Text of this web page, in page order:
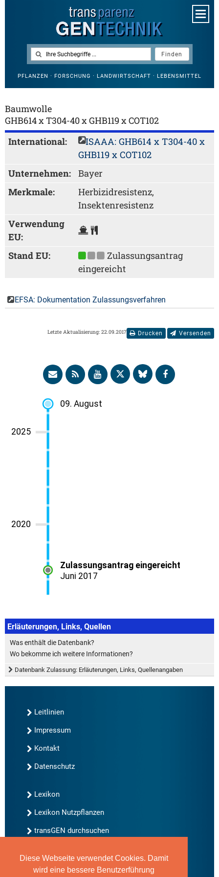
Diese Webseite verwendet Cookies. Damit
wird eine bessere Benutzerführung
PFLANZEN · FORSCHUNG · LANDWIRTSCHAFT · LEBENSMITTEL
Baumwolle
GHB614 x T304-40 x GHB119 x COT102
International:
ISAAA: GHB614 x T304-40 x
GHB119 x COT102
Unternehmen:
Bayer
Merkmale:
Herbizidresistenz,
Insektenresistenz
Verwendung
EU:
Stand EU:
Zulassungsantrag
eingereicht
EFSA: Dokumentation Zulassungsverfahren
Drucken Versenden
Letzte Aktualisierung: 22.09.2017
Erläuterungen, Links, Quellen
Was enthält die Datenbank?
Wo bekomme ich weitere Informationen?
Datenbank Zulassung: Erläuterungen, Links, Quellenangaben
Leitlinien
Impressum
Kontakt
Datenschutz
Lexikon
Lexikon Nutzpflanzen
transGEN durchsuchen
Neu bei transGEN